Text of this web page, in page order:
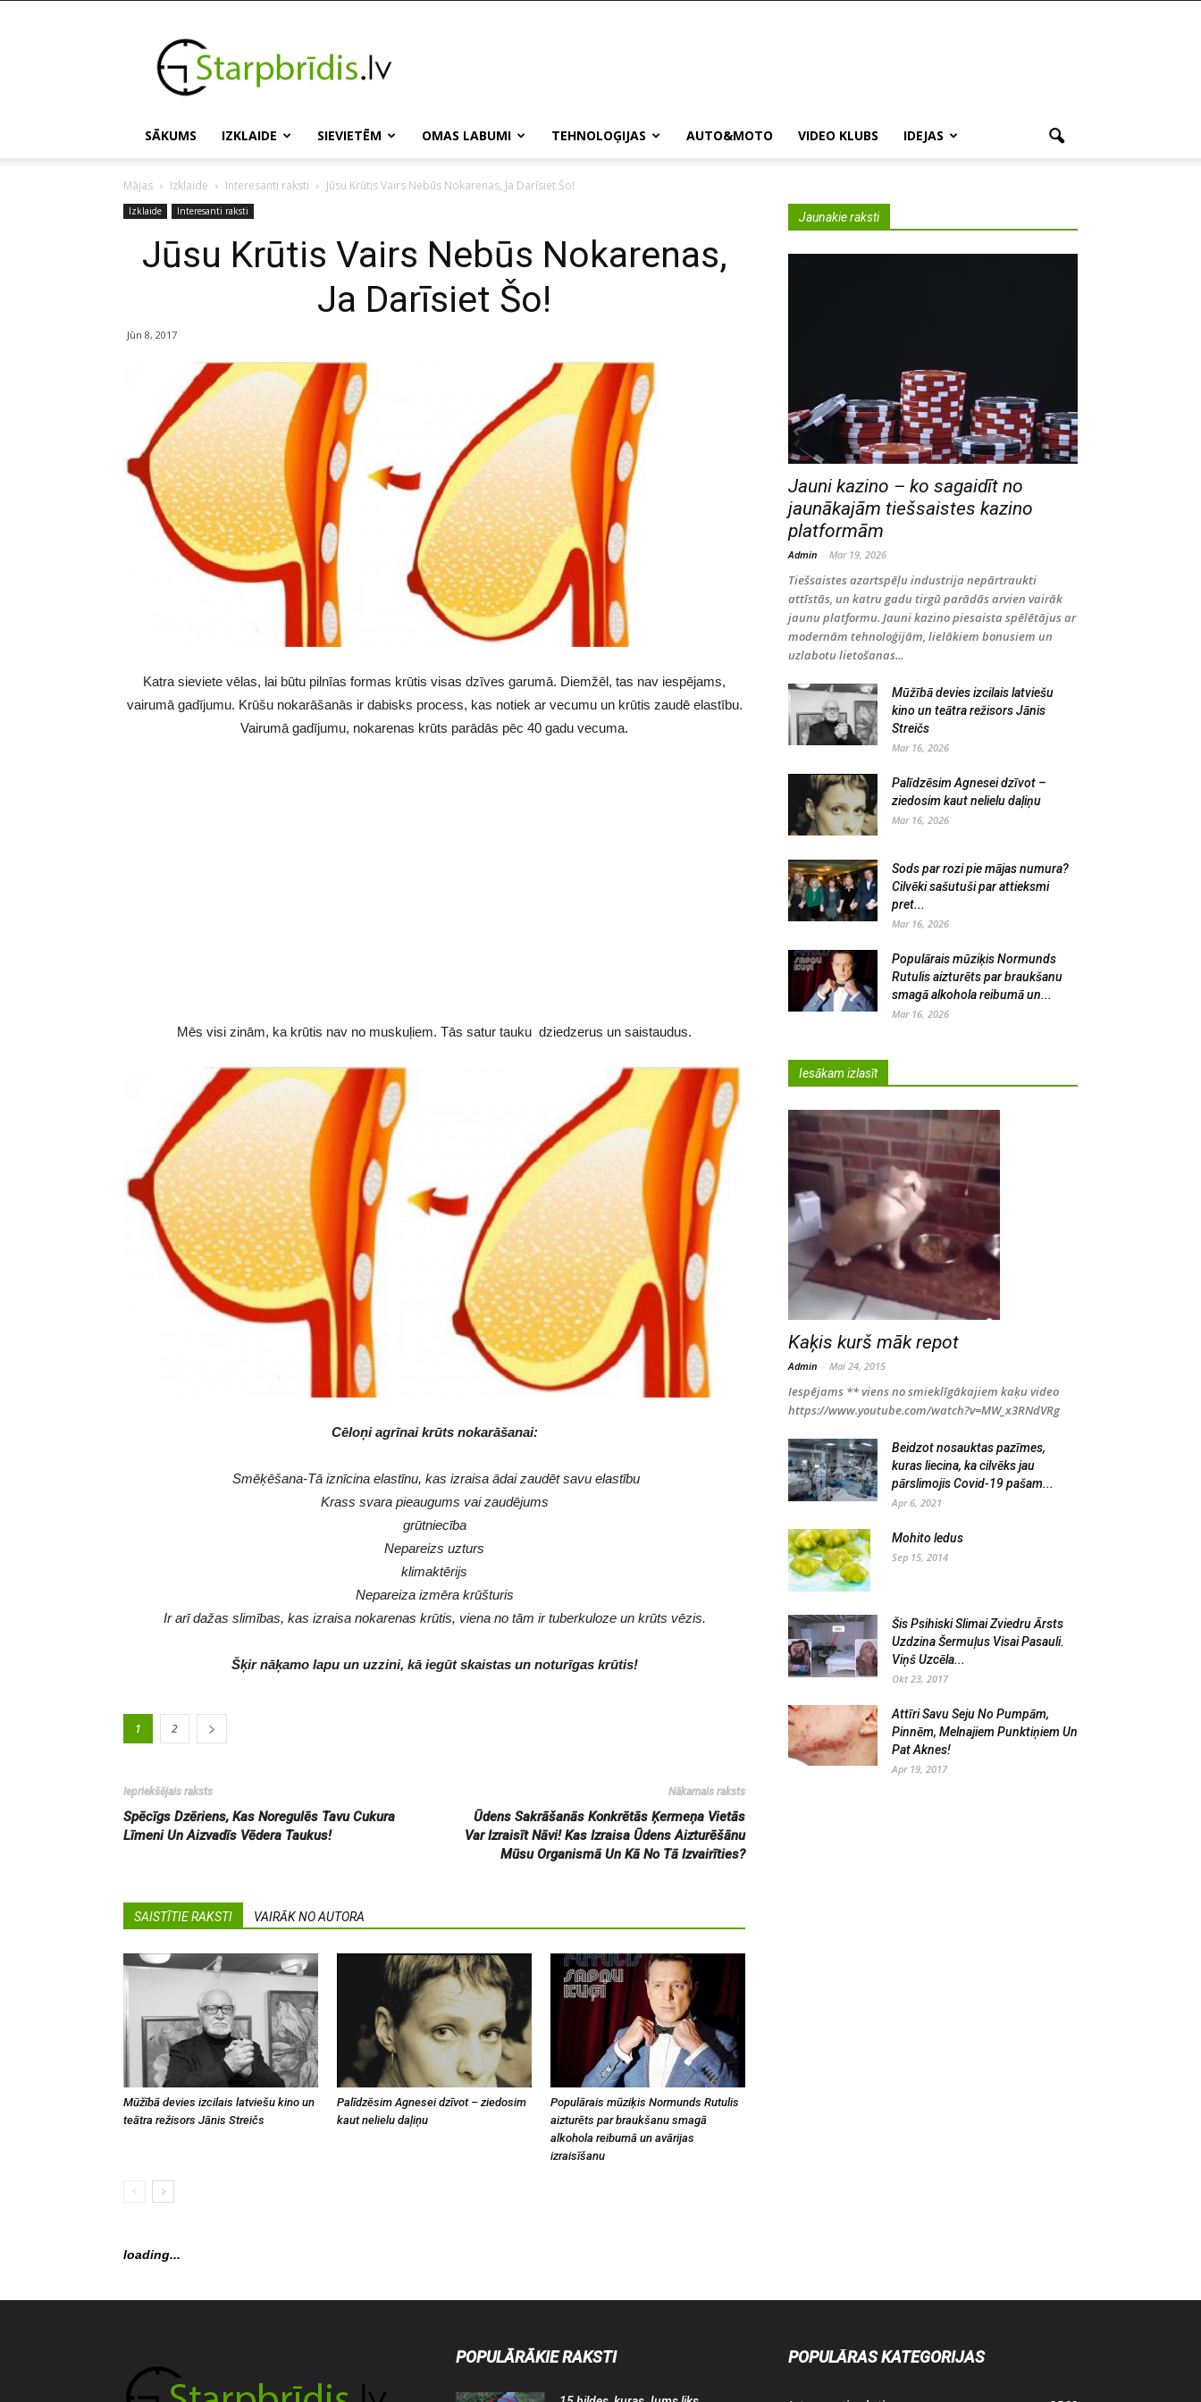
Starpbridis.lv
SĀKUMS IZKLAIDE SIEVIETĒM OMAS LABUMI TEHNOLOĢIJAS AUTO&MOTO VIDEO KLUBS IDEJAS
Mājas Izklaide Interesanti raksti Jūsu Krūtis Vairs Nebūs Nokarenas, Ja Darīsiet Šo!
Izklaide Interesanti raksti
Jūsu Krūtis Vairs Nebūs Nokarenas,
Ja Darīsiet Šo!
Jūn 8, 2017
Katra sieviete vēlas, lai būtu pilnīas formas krūtis visas dzīves garumā. Diemžēl, tas nav iespējams,
vairumā gadījumu. Krūšu nokarāšanās ir dabisks process, kas notiek ar vecumu un krūtis zaudē elastību.
Vairumā gadījumu, nokarenas krūts parādās pēc 40 gadu vecuma.
Mēs visi zinām, ka krūtis nav no muskuļiem. Tās satur tauku dziedzerus un saistaudus.
Cēloņi agrīnai krūts nokarāšanai:
Smēķēšana-Tā iznīcina elastīnu, kas izraisa ādai zaudēt savu elastību
Krass svara pieaugums vai zaudējums
grūtniecība
Nepareizs uzturs
klimaktērijs
Nepareiza izmēra krūšturis
Ir arī dažas slimības, kas izraisa nokarenas krūtis, viena no tām ir tuberkuloze un krūts vēzis.
Šķir nāķamo lapu un uzzini, kā iegūt skaistas un noturīgas krūtis!
1 2
Iepriekšējais raksts
Spēcīgs Dzēriens, Kas Noregulēs Tavu Cukura
Līmeni Un Aizvadīs Vēdera Taukus!
Nākamais raksts
Ūdens Sakrāšanās Konkrētās Ķermeņa Vietās
Var Izraisīt Nāvi! Kas Izraisa Ūdens Aizturēšānu
Mūsu Organismā Un Kā No Tā Izvairīties?
SAISTĪTIE RAKSTI VAIRĀK NO AUTORA
Mūžībā devies izcilais latviešu kino un
teātra režisors Jānis Streičs
Palīdzēsim Agnesei dzīvot – ziedosim
kaut nelielu daļiņu
Populārais mūziķis Normunds Rutulis
aizturēts par braukšanu smagā
alkohola reibumā un avārijas
izraisīšanu
loading...
Jaunakie raksti
Jauni kazino – ko sagaidīt no
jaunākajām tiešsaistes kazino
platformām
Admin - Mar 19, 2026
Tiešsaistes azartspēļu industrija nepārtraukti
attīstās, un katru gadu tirgū parādās arvien vairāk
jaunu platformu. Jauni kazino piesaista spēlētājus ar
modernām tehnoloģijām, lielākiem bonusiem un
uzlabotu lietošanas...
Mūžībā devies izcilais latviešu
kino un teātra režisors Jānis
Streičs
Mar 16, 2026
Palīdzēsim Agnesei dzīvot –
ziedosim kaut nelielu daļiņu
Mar 16, 2026
Sods par rozi pie mājas numura?
Cilvēki sašutuši par attieksmi
pret...
Mar 16, 2026
Populārais mūziķis Normunds
Rutulis aizturēts par braukšanu
smagā alkohola reibumā un...
Mar 16, 2026
Iesākam izlasīt
Kaķis kurš māk repot
Admin - Mai 24, 2015
Iespējams ** viens no smieklīgākajiem kaķu video
https://www.youtube.com/watch?v=MW_x3RNdVRg
Beidzot nosauktas pazīmes,
kuras liecina, ka cilvēks jau
pārslimojis Covid-19 pašam...
Apr 6, 2021
Mohito ledus
Sep 15, 2014
Šis Psihiski Slimai Zviedru Ārsts
Uzdzina Šermuļus Visai Pasauli.
Viņš Uzcēla...
Okt 23, 2017
Attīri Savu Seju No Pumpām,
Pinnēm, Melnajiem Punktiņiem Un
Pat Aknes!
Apr 19, 2017
POPULĀRĀKIE RAKSTI POPULĀRAS KATEGORIJAS